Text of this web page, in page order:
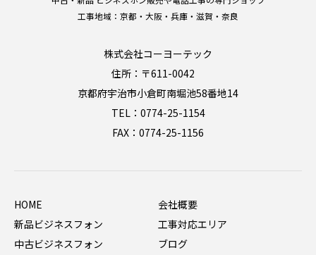
工事地域：京都・大阪・兵庫・滋賀・奈良
株式会社コーヨーテック
住所：〒611-0042
京都府宇治市小倉町南堀池58番地14
TEL：0774-25-1154
FAX：0774-25-1156
HOME
新品ビジネスフォン
中古ビジネスフォン
会社概要
工事対応エリア
ブログ